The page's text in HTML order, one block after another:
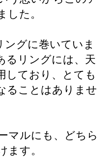
した。
ングに巻いていま
るリングには、天
しており、とても
ることはありませ
マルにも、どちら
ます。